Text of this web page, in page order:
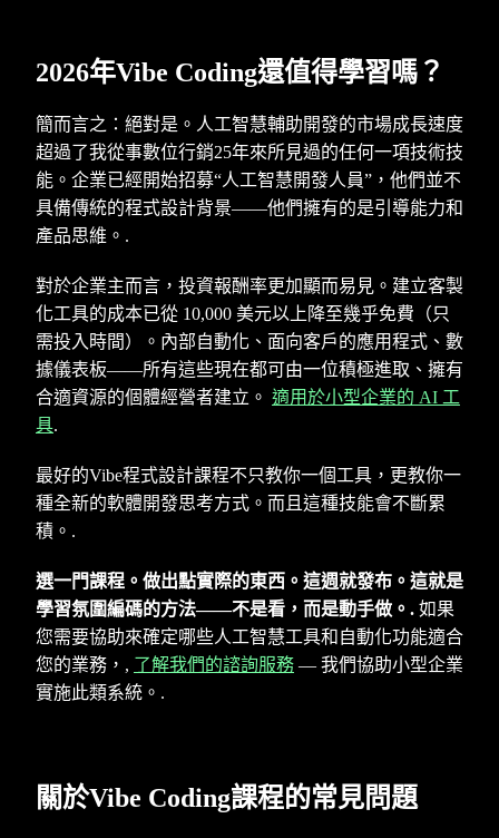
2026年Vibe Coding還值得學習嗎？
簡而言之：絕對是。人工智慧輔助開發的市場成長速度
超過了我從事數位行銷25年來所見過的任何一項技術技
能。企業已經開始招募“人工智慧開發人員”，他們並不
具備傳統的程式設計背景——他們擁有的是引導能力和
產品思維。.
對於企業主而言，投資報酬率更加顯而易見。建立客製
化工具的成本已從 10,000 美元以上降至幾乎免費（只
需投入時間）。內部自動化、面向客戶的應用程式、數
據儀表板——所有這些現在都可由一位積極進取、擁有
合適資源的個體經營者建立。 適用於小型企業的 AI 工
具.
最好的Vibe程式設計課程不只教你一個工具，更教你一
種全新的軟體開發思考方式。而且這種技能會不斷累
積。.
選一門課程。做出點實際的東西。這週就發布。這就是
學習氛圍編碼的方法——不是看，而是動手做。. 如果
您需要協助來確定哪些人工智慧工具和自動化功能適合
您的業務，, 了解我們的諮詢服務 — 我們協助小型企業
實施此類系統。.
關於Vibe Coding課程的常見問題